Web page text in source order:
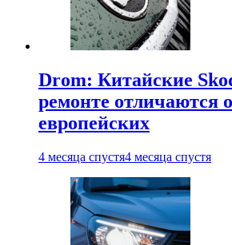
Drom: Китайские
ремонте отличаются
европейских
4 месяца спустя4 месяца спустя